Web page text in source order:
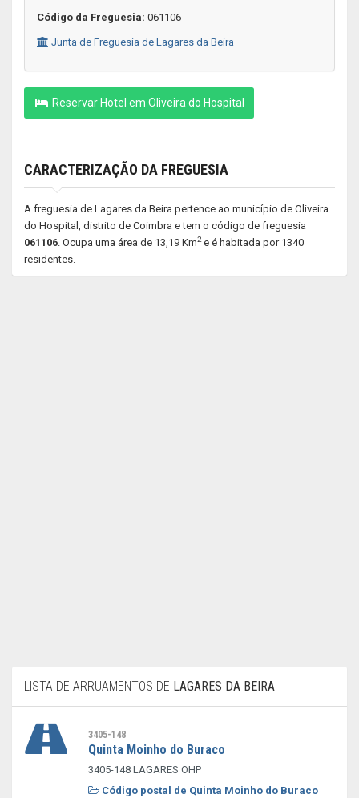
Código da Freguesia: 061106
Junta de Freguesia de Lagares da Beira
Reservar Hotel em Oliveira do Hospital
CARACTERIZAÇÃO DA FREGUESIA
A freguesia de Lagares da Beira pertence ao município de Oliveira
do Hospital, distrito de Coimbra e tem o código de freguesia
061106. Ocupa uma área de 13,19 Km2e é habitada por 1340
residentes.
LISTA DE ARRUAMENTOS DE LAGARES DA BEIRA
3405-148
Quinta Moinho do Buraco
3405-148 LAGARES OHP
Código postal de Quinta Moinho do Buraco